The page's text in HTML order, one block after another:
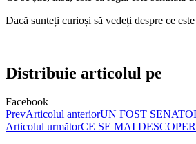
Dacă sunteți curioși să vedeți despre ce
Distribuie articolul pe
Facebook
PrevArticolul anteriorUN FOST
Articolul următorCE SE MAI